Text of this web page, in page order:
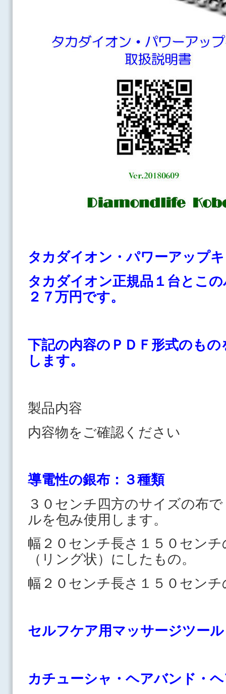
タカダイオン・パワーアップ
タカダイオン正規品１台とこの
２７万円です。
下記の内容のＰＤＦ形式のも
します。
製品内容
内容物をご確認ください
導電性の銀布：３種類
３０センチ四方のサイズの布
ルを包み使用します。
幅２０センチ長さ１５０セン
（リング状）にしたもの。
幅２０センチ長さ１５０セン
セルフケア用マッサージツー
カチューシャ・ヘアバンド・